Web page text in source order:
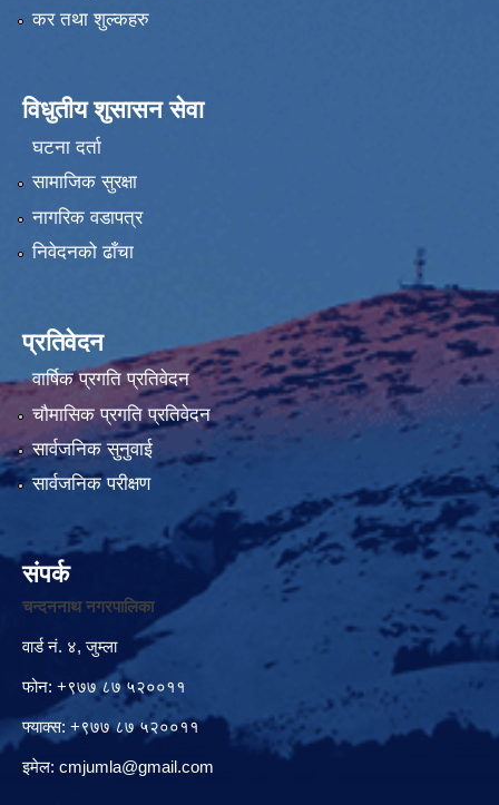
कर तथा शुल्कहरु
विधुतीय शुसासन सेवा
घटना दर्ता
सामाजिक सुरक्षा
नागरिक वडापत्र
निवेदनको ढाँचा
प्रतिवेदन
वार्षिक प्रगति प्रतिवेदन
चौमासिक प्रगति प्रतिवेदन
सार्वजनिक सुनुवाई
सार्वजनिक परीक्षण
संपर्क
चन्दननाथ नगरपालिका
वार्ड नं. ४, जुम्ला
फोन: +९७७ ८७ ५२००११
फ्याक्स: +९७७ ८७ ५२००११
इमेल: cmjumla@gmail.com